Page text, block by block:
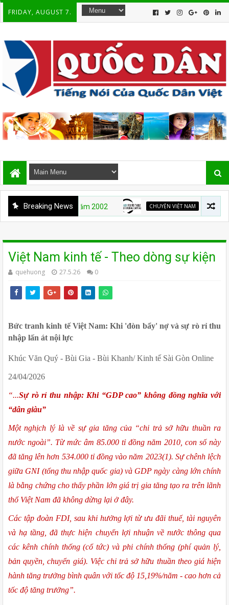
FRIDAY, AUGUST 7.
Breaking News CHUYỆN VIỆT NAM Who Is Behind
Việt Nam kinh tế - Theo dòng sự kiện
quehuong 27.5.26 0
Bức tranh kinh tế Việt Nam: Khi 'đòn bẩy' nợ và sự rò rỉ thu
nhập lấn át nội lực
Khúc Văn Quý - Bùi Gia - Bùi Khanh/ Kinh tế Sài Gòn Online
24/04/2026
“...Sự rò rỉ thu nhập: Khi “GDP cao” không đồng nghĩa với
“dân giàu”
Một nghịch lý là về sự gia tăng của “chi trả sở hữu thuần ra
nước ngoài”. Từ mức âm 85.000 tỉ đồng năm 2010, con số này
đã tăng lên hơn 534.000 tỉ đồng vào năm 2023(1). Sự chênh lệch
giữa GNI (tổng thu nhập quốc gia) và GDP ngày càng lớn chính
là bằng chứng cho thấy phần lớn giá trị gia tăng tạo ra trên lãnh
thổ Việt Nam đã không dừng lại ở đây.
Các tập đoàn FDI, sau khi hưởng lợi từ ưu đãi thuế, tài nguyên
và hạ tầng, đã thực hiện chuyển lợi nhuận về nước thông qua
các kênh chính thống (cổ tức) và phi chính thống (phí quản lý,
bản quyền, chuyển giá). Việc chi trả sở hữu thuần theo giá hiện
hành tăng trưởng bình quân với tốc độ 15,19%/năm - cao hơn cả
tốc độ tăng trưởng”.